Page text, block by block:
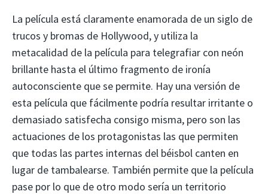
La película está claramente enamorada de un siglo de
trucos y bromas de Hollywood, y utiliza la
metacalidad de la película para telegrafiar con neón
brillante hasta el último fragmento de ironía
autoconsciente que se permite. Hay una versión de
esta película que fácilmente podría resultar irritante o
demasiado satisfecha consigo misma, pero son las
actuaciones de los protagonistas las que permiten
que todas las partes internas del béisbol canten en
lugar de tambalearse. También permite que la película
pase por lo que de otro modo sería un territorio